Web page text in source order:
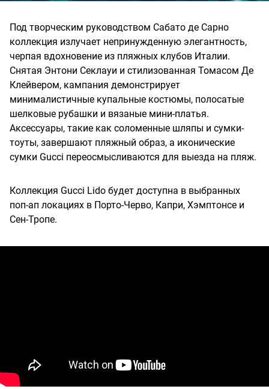
Под творческим руководством Сабато де Сарно
коллекция излучает непринужденную элегантность,
черпая вдохновение из пляжных клубов Италии.
Снятая Энтони Секлауи и стилизованная Томасом Де
Клейвером, кампания демонстрирует
минималистичные купальные костюмы, полосатые
шелковые рубашки и вязаные мини-платья.
Аксессуары, такие как соломенные шляпы и сумки-
тоуты, завершают пляжный образ, а иконические
сумки Gucci переосмысливаются для выезда на пляж.
Коллекция Gucci Lido будет доступна в выбранных
поп-ап локациях в Порто-Черво, Капри, Хэмптонсе и
Сен-Тропе.